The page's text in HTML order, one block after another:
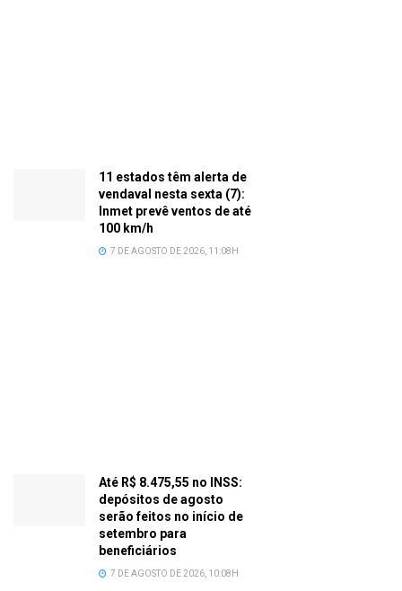
11 estados têm alerta de
vendaval nesta sexta (7):
Inmet prevê ventos de até
100 km/h
7 DE AGOSTO DE 2026, 11:08H
Até R$ 8.475,55 no INSS:
depósitos de agosto
serão feitos no início de
setembro para
beneficiários
7 DE AGOSTO DE 2026, 10:08H